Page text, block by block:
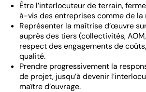
Être l’interlocuteur de terrain,
à-vis des entreprises comme de la
Représenter la maîtrise d’œuvre
auprès des tiers (collectivités,
respect des engagements de
qualité.
Prendre progressivement la
de projet, jusqu’à devenir
maître d’ouvrage.